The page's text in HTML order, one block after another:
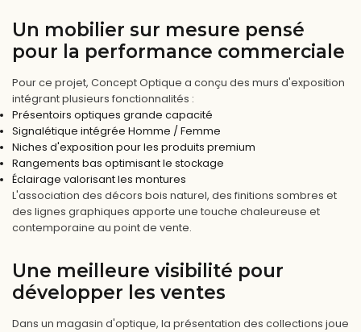
Un mobilier sur mesure pensé
pour la performance commerciale
Pour ce projet, Concept Optique a conçu des murs d'exposition
intégrant plusieurs fonctionnalités :
Présentoirs optiques grande capacité
Signalétique intégrée Homme / Femme
Niches d'exposition pour les produits premium
Rangements bas optimisant le stockage
Éclairage valorisant les montures
L'association des décors bois naturel, des finitions sombres et
des lignes graphiques apporte une touche chaleureuse et
contemporaine au point de vente.
Une meilleure visibilité pour
développer les ventes
Dans un magasin d'optique, la présentation des collections joue